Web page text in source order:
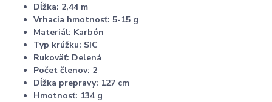
Dĺžka: 2,44 m
Vrhacia hmotnosť: 5-15 g
Materiál: Karbón
Typ krúžku: SIC
Rukoväť: Delená
Počet členov: 2
Dĺžka prepravy: 127 cm
Hmotnosť: 134 g